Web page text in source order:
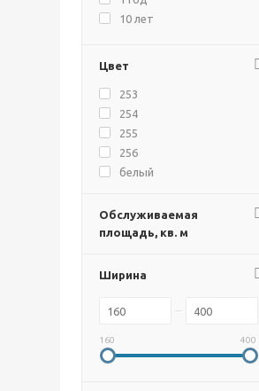
10 лет
Цвет
253
254
255
256
белый
Обслуживаемая
площадь, кв. м
Ширина
160 400